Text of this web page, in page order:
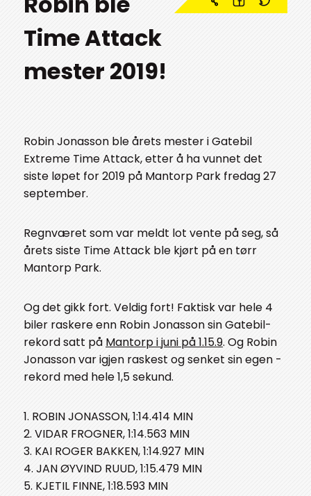
Time Attack
mester 2019!
Robin Jonasson ble årets mester i Gatebil
Extreme Time Attack, etter å ha vunnet det
siste løpet for 2019 på Mantorp Park fredag 27
september.
Regnværet som var meldt lot vente på seg, så
årets siste Time Attack ble kjørt på en tørr
Mantorp Park.
Og det gikk fort. Veldig fort! Faktisk var hele 4
biler raskere enn Robin Jonasson sin Gatebil-
rekord satt på Mantorp i juni på 1.15.9. Og Robin
Jonasson var igjen raskest og senket sin egen -
rekord med hele 1,5 sekund.
1. ROBIN JONASSON, 1:14.414 MIN
2. VIDAR FROGNER, 1:14.563 MIN
3. KAI ROGER BAKKEN, 1:14.927 MIN
4. JAN ØYVIND RUUD, 1:15.479 MIN
5. KJETIL FINNE, 1:18.593 MIN